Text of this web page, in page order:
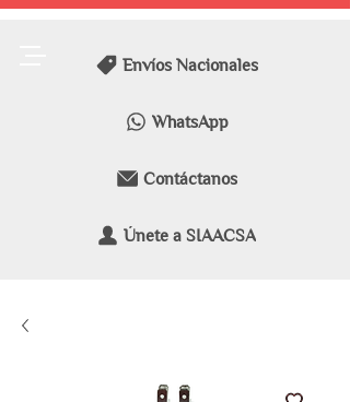
Envíos Nacionales
WhatsApp
Contáctanos
Únete a SIAACSA